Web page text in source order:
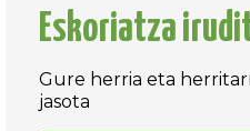
Eskoriatza
Gure herria eta
jasota